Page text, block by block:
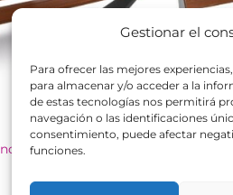
Gestionar el
Para ofrecer las mejores
para almacenar y/o acceder a la
de estas tecnologías nos permitirá
navegación o las identificaciones
consentimiento, puede afectar
funciones.
UAM 1012